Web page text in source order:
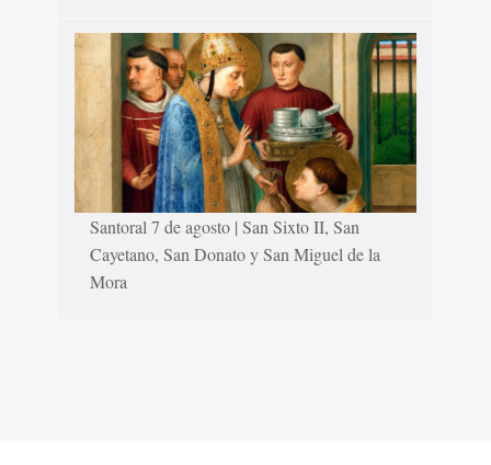
Santoral 7 de agosto | San Sixto II, San
Cayetano, San Donato y San Miguel de la
Mora